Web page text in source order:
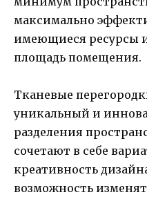
максимально
имеющиеся ресурсы
площадь помещения.
Тканевые
уникальный и
разделения
сочетают в себе
креативность
возможность